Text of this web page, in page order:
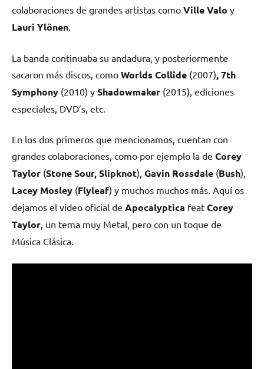
colaboraciones de grandes artistas como Ville Valo y
Lauri Ylönen.
La banda continuaba su andadura, y posteriormente
sacaron más discos, como Worlds Collide (2007), 7th
Symphony (2010) y Shadowmaker (2015), ediciones
especiales, DVD’s, etc.
En los dos primeros que mencionamos, cuentan con
grandes colaboraciones, como por ejemplo la de Corey
Taylor (Stone Sour, Slipknot), Gavin Rossdale (Bush),
Lacey Mosley (Flyleaf) y muchos muchos más. Aquí os
dejamos el vídeo oficial de Apocalyptica feat Corey
Taylor, un tema muy Metal, pero con un toque de
Música Clásica.